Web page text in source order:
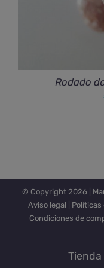
Rodado
© Copyright 2026 |
Aviso legal
Políticas
Condiciones de